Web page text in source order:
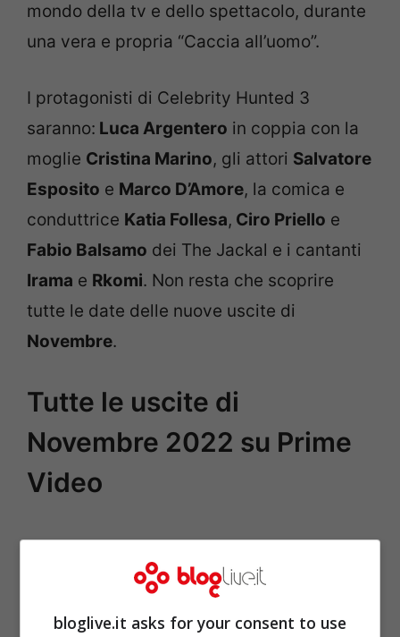
mondo della tv e dello spettacolo, durante
una vera e propria “Caccia all’uomo”.
I protagonisti di Celebrity Hunted 3
saranno: Luca Argentero in coppia con la
moglie Cristina Marino, gli attori Salvatore
Esposito e Marco D’Amore, la comica e
conduttrice Katia Follesa, Ciro Priello e
Fabio Balsamo dei The Jackal e i cantanti
Irama e Rkomi. Non resta che scoprire
tutte le date delle nuove uscite di
Novembre.
Tutte le uscite di
Novembre 2022 su Prime
Video
bloglive.it asks for your consent to use